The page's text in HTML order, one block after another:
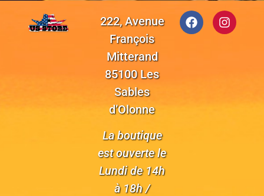
222, Avenue
François
Mitterand
85100 Les
Sables
d’Olonne
La boutique
est ouverte le
Lundi de 14h
à 18h /